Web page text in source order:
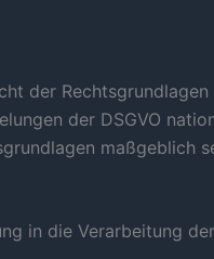
der
der DSGVO
maßgeblich
in die Verarbeitung